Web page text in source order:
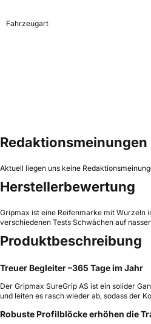
Fahrzeugart
Redaktionsmeinungen
Aktuell liegen uns keine
Herstellerbewertung
Gripmax ist eine Reifenmarke mit Wurzeln
verschiedenen Tests Schwächen auf
Produktbeschreibung
Treuer Begleiter –365 Tage im Jahr
Der Gripmax SureGrip AS ist ein solider
und leiten es rasch wieder ab, sodass der
Robuste Profilblöcke erhöhen die